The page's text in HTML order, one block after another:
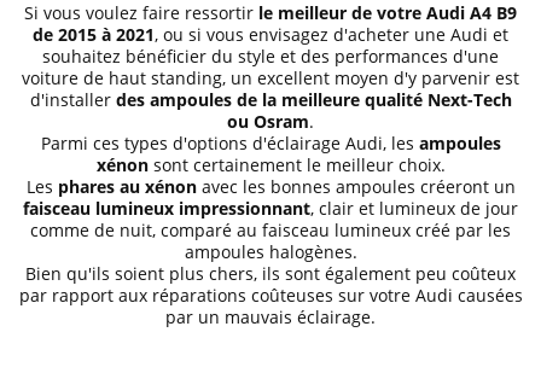
Si vous voulez faire ressortir le meilleur de votre Audi A4 B9
de 2015 à 2021, ou si vous envisagez d'acheter une Audi et
souhaitez bénéficier du style et des performances d'une
voiture de haut standing, un excellent moyen d'y parvenir est
d'installer des ampoules de la meilleure qualité Next-Tech
ou Osram.
Parmi ces types d'options d'éclairage Audi, les ampoules
xénonsont certainement le meilleur choix.
Les phares au xénonavec les bonnes ampoules créeront un
faisceau lumineux impressionnant, clair et lumineux de jour
comme de nuit, comparé au faisceau lumineux créé par les
ampoules halogènes.
Bien qu'ils soient plus chers, ils sont également peu coûteux
par rapport aux réparations coûteuses sur votre Audi causées
par un mauvais éclairage.